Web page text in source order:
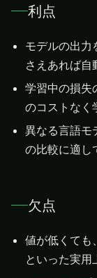
利点
モデルの出力
さえあれば自
学習中の損失
のコストなく
異なる言語モ
の比較に適し
欠点
値が低くても
といった実用